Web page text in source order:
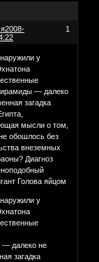
1
2008-
у
— далеко
загадка
мысли о том,
обошлось без
внеземных
Диагноз
Голова яйцом
у
далеко не
загадка